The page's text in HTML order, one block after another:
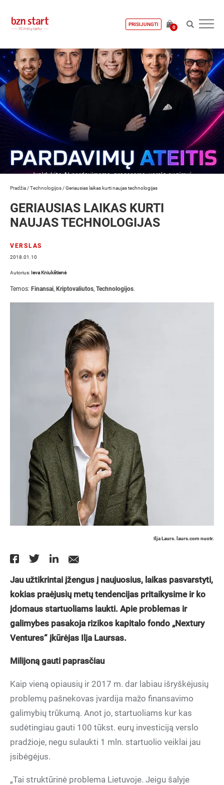
PRISIJUNGTI
0
Pradžia /Technologijos /Geriausias laikas kurti naujas technologijas
GERIAUSIAS LAIKAS KURTI
NAUJAS TECHNOLOGIJAS
VERSLAS
2018.01.10
Autorius: Ieva Kniukštienė
Temos: Finansai, Kriptovaliutos, Technologijos.
Ilja Laurs. laurs.com nuotr.
Jau užtikrintai įžengus į naujuosius, laikas pasvarstyti,
kokias praėjusių metų tendencijas pritaikysime ir ko
įdomaus startuoliams laukti. Apie problemas ir
galimybes pasakoja rizikos kapitalo fondo „Nextury
Ventures“ įkūrėjas Ilja Laursas.
Milijoną gauti paprasčiau
Kaip vieną opiausių ir 2017 m. dar labiau išryškėjusių
problemų pašnekovas įvardija mažo finansavimo
galimybių trūkumą. Anot jo, startuoliams kur kas
sudėtingiau gauti 100 tūkst. eurų investiciją verslo
pradžioje, negu sulaukti 1 mln. startuolio veiklai jau
įsibėgėjus.
„Tai struktūrinė problema Lietuvoje. Jeigu šalyje